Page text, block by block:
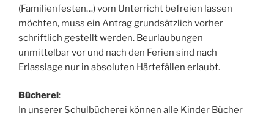
(Familienfesten…) vom Unterricht befreien lassen
möchten, muss ein Antrag grundsätzlich vorher
schriftlich gestellt werden. Beurlaubungen
unmittelbar vor und nach den Ferien sind nach
Erlasslage nur in absoluten Härtefällen erlaubt.
Bücherei:
In unserer Schulbücherei können alle Kinder Bücher